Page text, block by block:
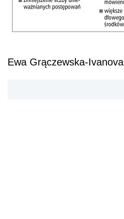
Ewa Grączewska-Ivanova